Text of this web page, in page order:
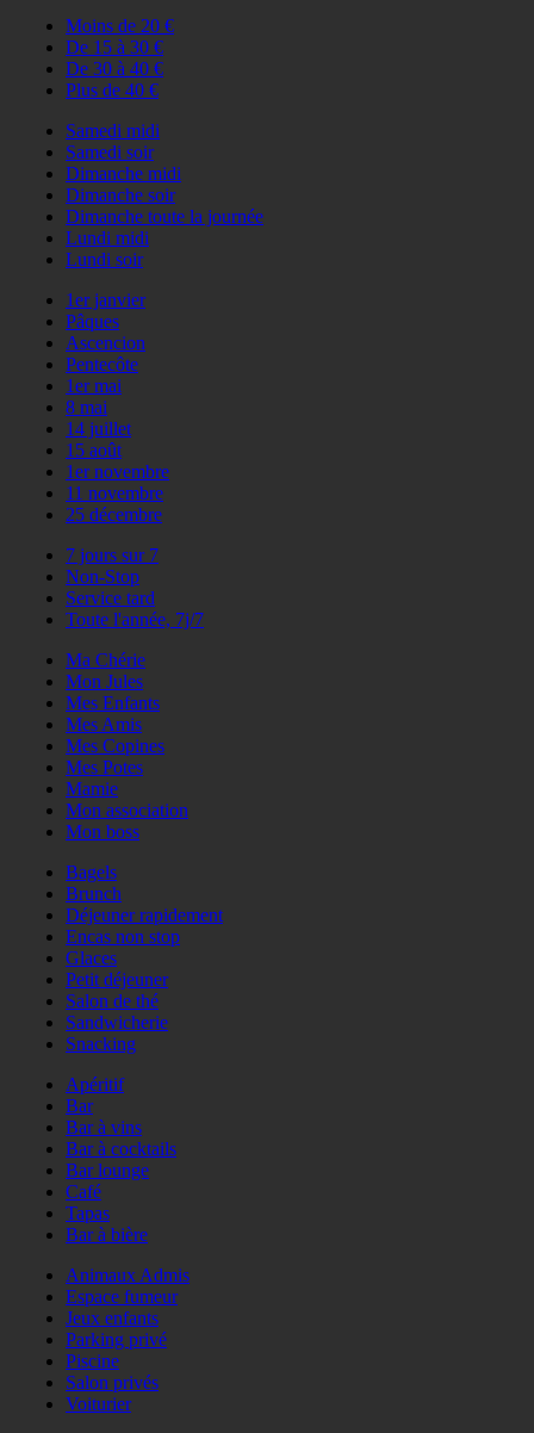
Moins de 20 €
De 15 à 30 €
De 30 à 40 €
Plus de 40 €
Samedi midi
Samedi soir
Dimanche midi
Dimanche soir
Dimanche toute la journée
Lundi midi
Lundi soir
1er janvier
Pâques
Ascencion
Pentecôte
1er mai
8 mai
14 juillet
15 août
1er novembre
11 novembre
25 décembre
7 jours sur 7
Non-Stop
Service tard
Toute l'année, 7j/7
Ma Chérie
Mon Jules
Mes Enfants
Mes Amis
Mes Copines
Mes Potes
Mamie
Mon association
Mon boss
Bagels
Brunch
Déjeuner rapidement
Encas non stop
Glaces
Petit déjeuner
Salon de thé
Sandwicherie
Snacking
Apéritif
Bar
Bar à vins
Bar à cocktails
Bar lounge
Café
Tapas
Bar à bière
Animaux Admis
Espace fumeur
Jeux enfants
Parking privé
Piscine
Salon privés
Voiturier